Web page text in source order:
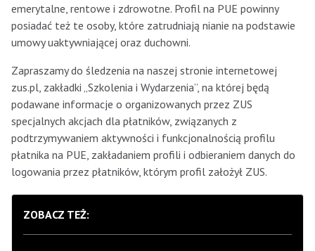
emerytalne, rentowe i zdrowotne. Profil na PUE powinny
posiadać też te osoby, które zatrudniają nianie na podstawie
umowy uaktywniającej oraz duchowni.
Zapraszamy do śledzenia na naszej stronie internetowej
zus.pl, zakładki „Szkolenia i Wydarzenia”, na której będą
podawane informacje o organizowanych przez ZUS
specjalnych akcjach dla płatników, związanych z
podtrzymywaniem aktywności i funkcjonalnością profilu
płatnika na PUE, zakładaniem profili i odbieraniem danych do
logowania przez płatników, którym profil założył ZUS.
ZOBACZ TEŻ: